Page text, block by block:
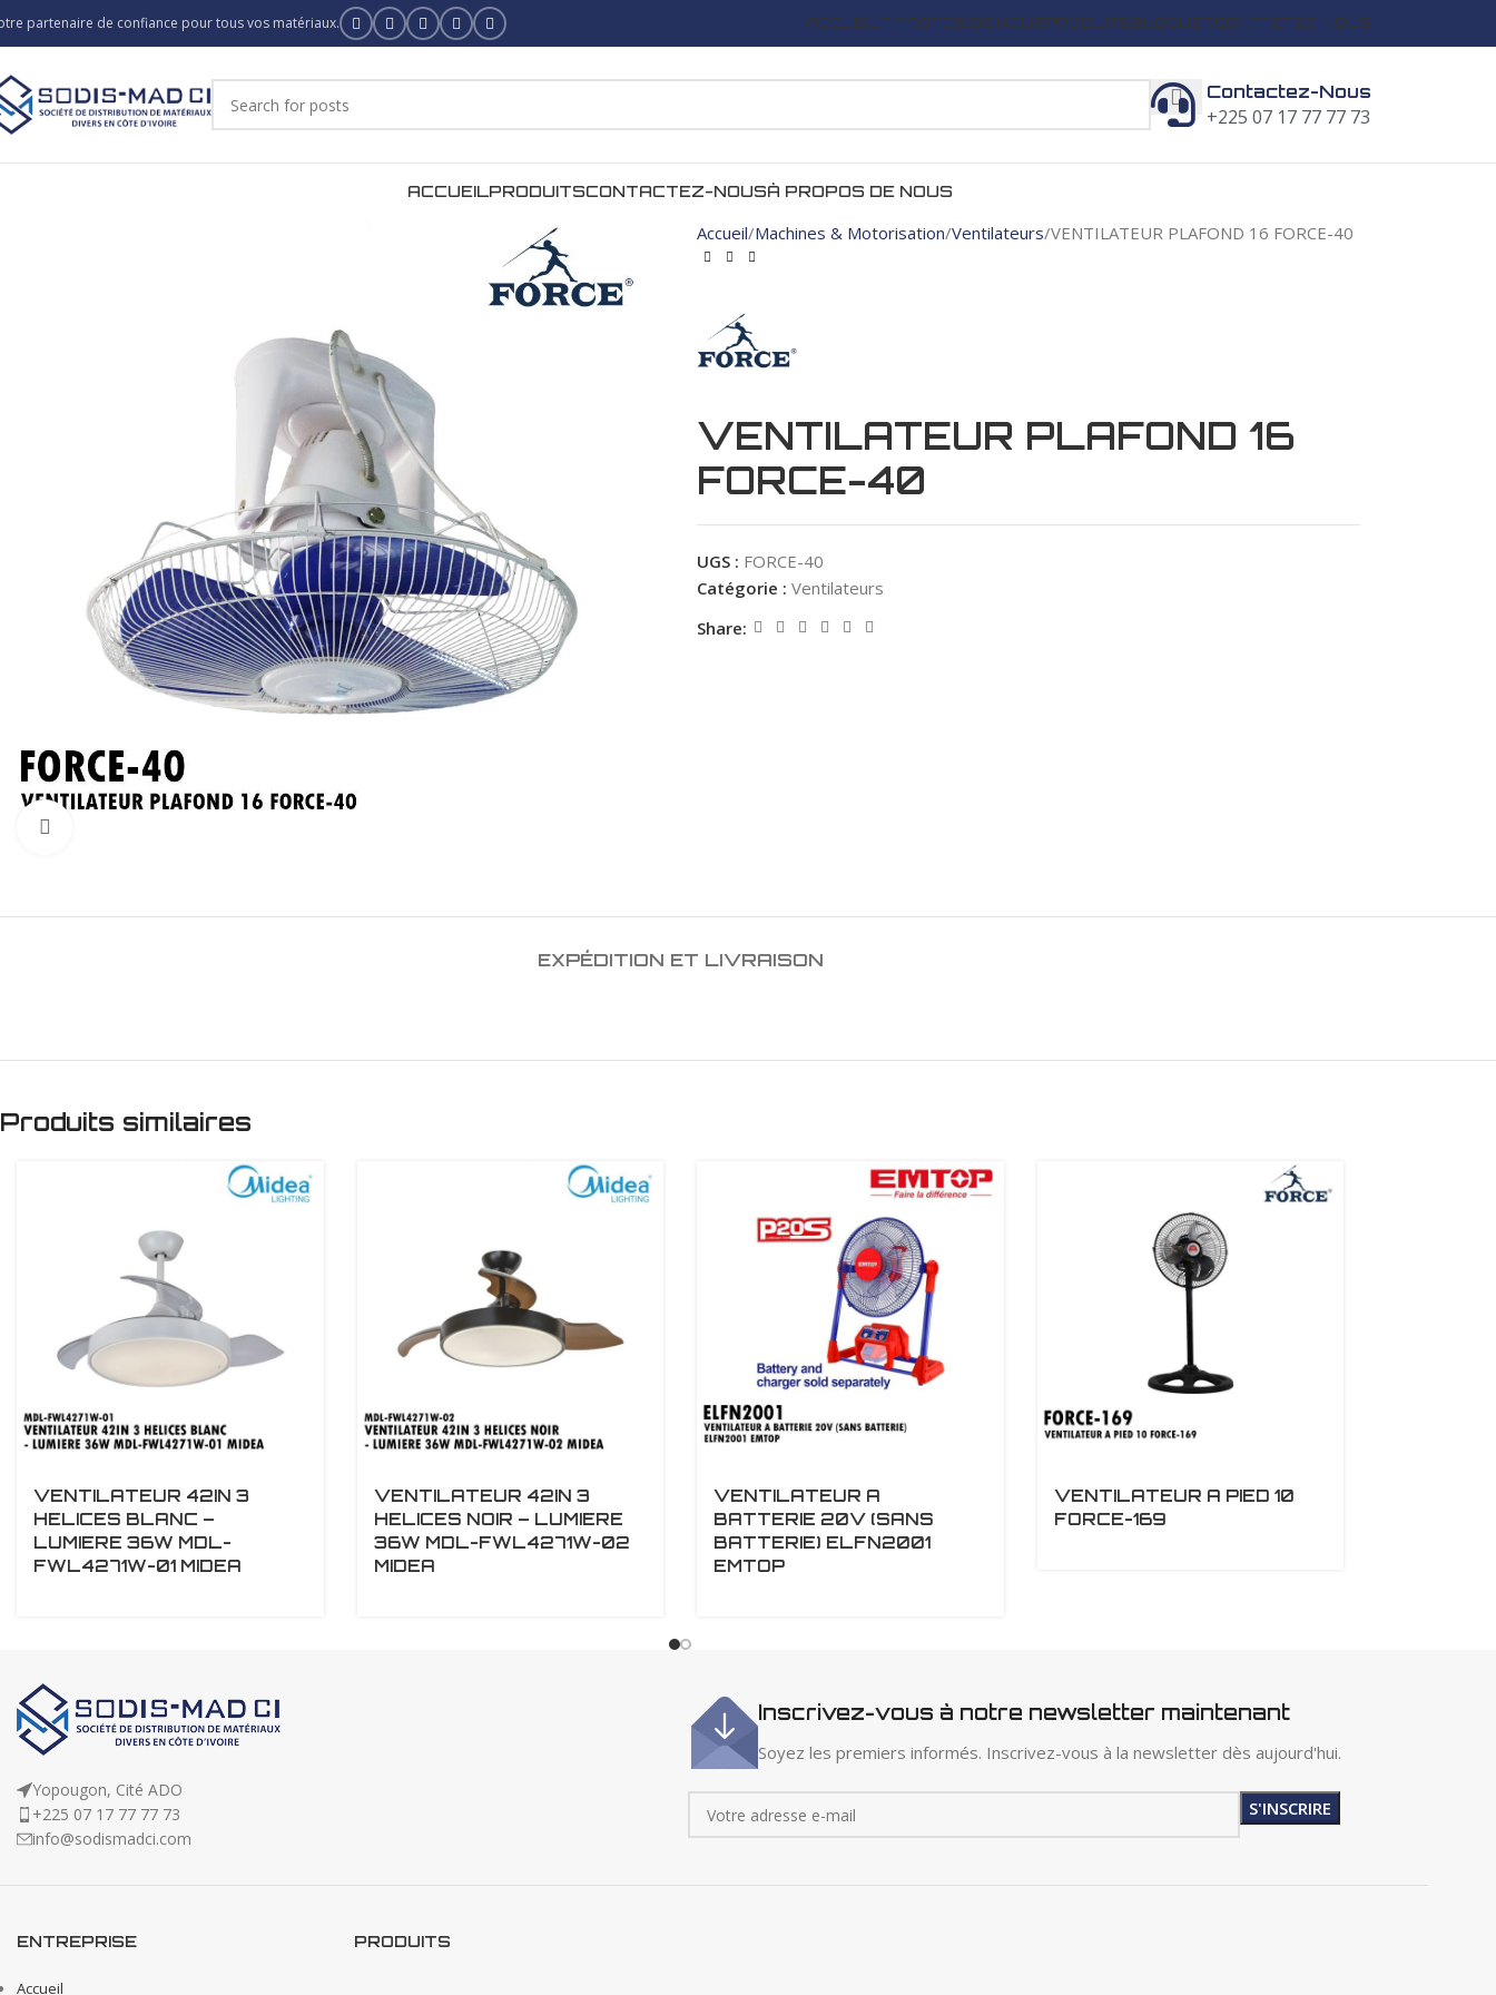
partenaire de confiance pour tous vos matériaux. ACCUEILÀ PROPOS DE NOUSPRODUITSBLOGUERCONTACTEZ-NOUS
Contactez-Nous
+225 07 17 77 77 73
ACCUEILPRODUITSCONTACTEZ-NOUSÀ PROPOS DE NOUS
Accueil Machines & Motorisation Ventilateurs VENTILATEUR PLAFOND 16 FORCE-40
VENTILATEUR PLAFOND 16
FORCE-40
UGS : FORCE-40
Catégorie : Ventilateurs
Share:
EXPÉDITION ET LIVRAISON
Produits similaires
VENTILATEUR 42IN 3
HELICES BLANC –
LUMIERE 36W MDL-
FWL4271W-01 MIDEA
VENTILATEUR 42IN 3
HELICES NOIR – LUMIERE
36W MDL-FWL4271W-02
MIDEA
VENTILATEUR A
BATTERIE 20V (SANS
BATTERIE) ELFN2001
EMTOP
VENTILATEUR A PIED 10
FORCE-169
Yopougon, Cité ADO
+225 07 17 77 77 73
info@sodismadci.com
Inscrivez-vous à notre newsletter maintenant
Soyez les premiers informés. Inscrivez-vous à la newsletter dès aujourd'hui.
ENTREPRISE
Accueil
PRODUITS